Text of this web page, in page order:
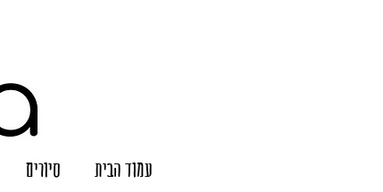
עמוד הבית סיורים